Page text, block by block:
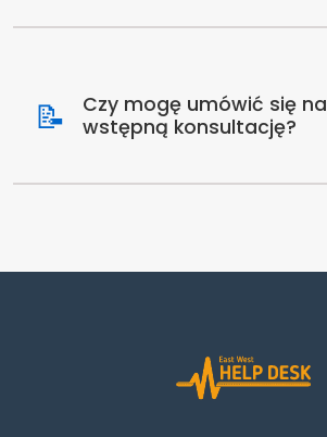
📝
Czy mogę umówić się na
wstępną konsultację?